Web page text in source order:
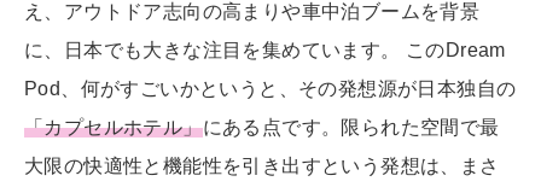
え、アウトドア志向の高まりや車中泊ブームを背景
に、日本でも大きな注目を集めています。 このDream
Pod、何がすごいかというと、その発想源が日本独自の
「カプセルホテル」にある点です。限られた空間で最
大限の快適性と機能性を引き出すという発想は、まさ